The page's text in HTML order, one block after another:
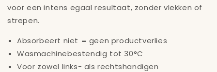
voor een intens egaal resultaat, zonder vlekken of
strepen.
Absorbeert niet = geen productverlies
Wasmachinebestendig tot 30°C
Voor zowel links- als rechtshandigen